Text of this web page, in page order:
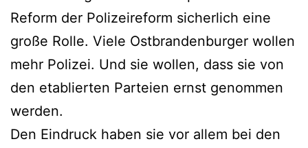
Reform der Polizeireform sicherlich eine
große Rolle. Viele Ostbrandenburger wollen
mehr Polizei. Und sie wollen, dass sie von
den etablierten Parteien ernst genommen
werden.
Den Eindruck haben sie vor allem bei den